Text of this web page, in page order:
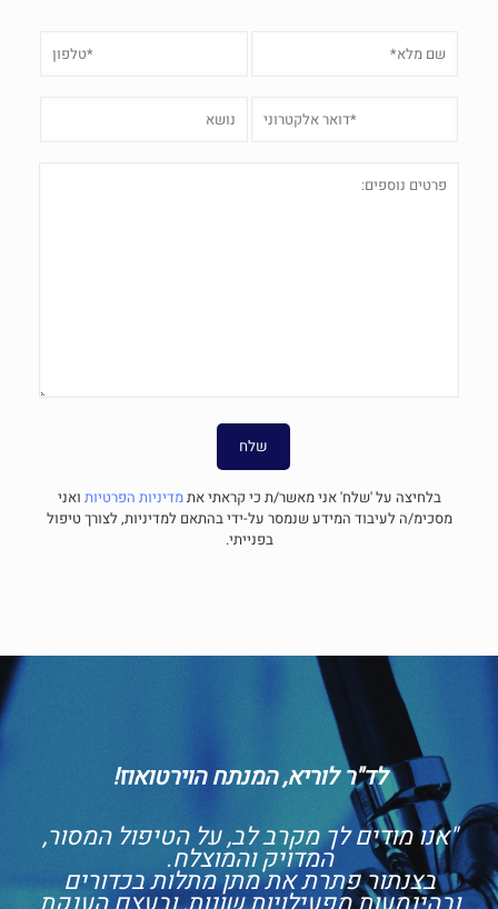
בלחיצה על 'שלח' אני מאשר/ת כי קראתי אתמדיניות הפרטיות ואני
מסכימ/ה לעיבוד המידע שנמסר על-ידי בהתאם למדיניות, לצורך טיפול
בפנייתי.
לד"ר לוריא, המנתח הוירטואוז!
"אנו מודים לך מקרב לב, על הטיפול המסור,
המדויק והמוצלח.
בצנתור פתרת את מתן מתלות בכדורים